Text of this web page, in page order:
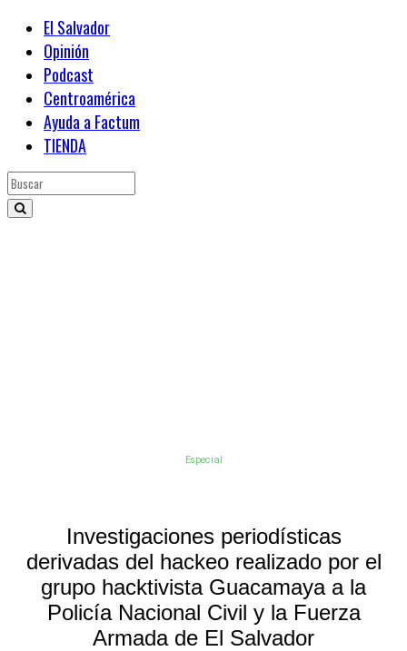
El Salvador
Opinión
Podcast
Centroamérica
Ayuda a Factum
TIENDA
Especial
Investigaciones periodísticas
derivadas del hackeo realizado por el
grupo hacktivista Guacamaya a la
Policía Nacional Civil y la Fuerza
Armada de El Salvador